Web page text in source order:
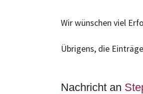
Wir wünschen viel
Übrigens, die
Nachricht an